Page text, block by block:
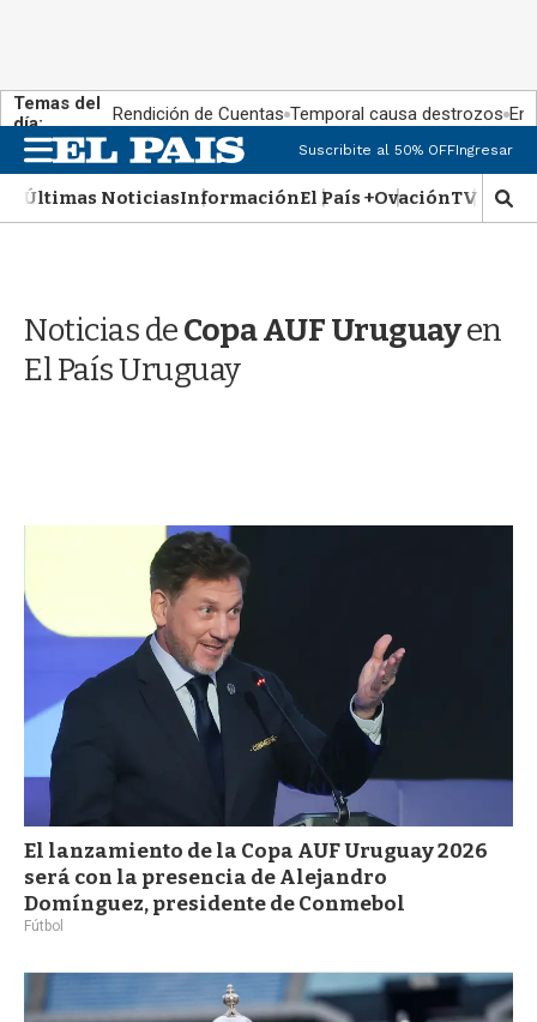
Temas del
día:
Rendición de Cuentas Temporal causa destrozos En
M
e
n
u
Suscribite al 50% OFFIngresar
Últimas NoticiasInformaciónEl País +OvaciónTV Show
M
o
d
Noticias deCopa AUF Uruguayen
El País Uruguay
El lanzamiento de la Copa AUF Uruguay 2026
será con la presencia de Alejandro
Domínguez, presidente de Conmebol
Fútbol